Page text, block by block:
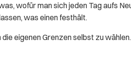
wofür man sich jeden Tag aufs
was einen festhält.
eigenen Grenzen selbst zu wählen.